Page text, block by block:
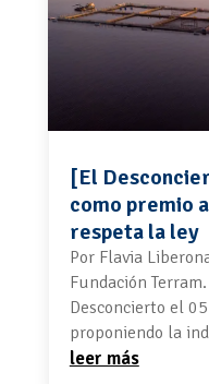
[El
como premio
respeta la ley
Por Flavia
Fundación
Desconcierto el
proponiendo la
leer más